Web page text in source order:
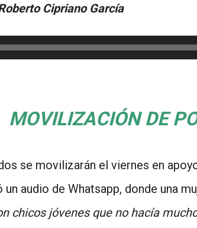
Cipriano García
MOVILIZACIÓN DE
se movilizarán el viernes en
audio de Whatsapp, donde una
chicos jóvenes que no hacía